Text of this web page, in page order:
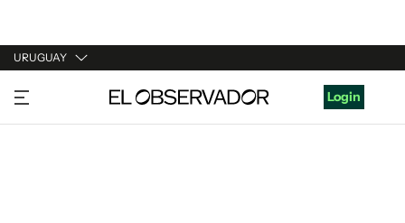
URUGUAY
URUGUAY
ARGENTINA
Login